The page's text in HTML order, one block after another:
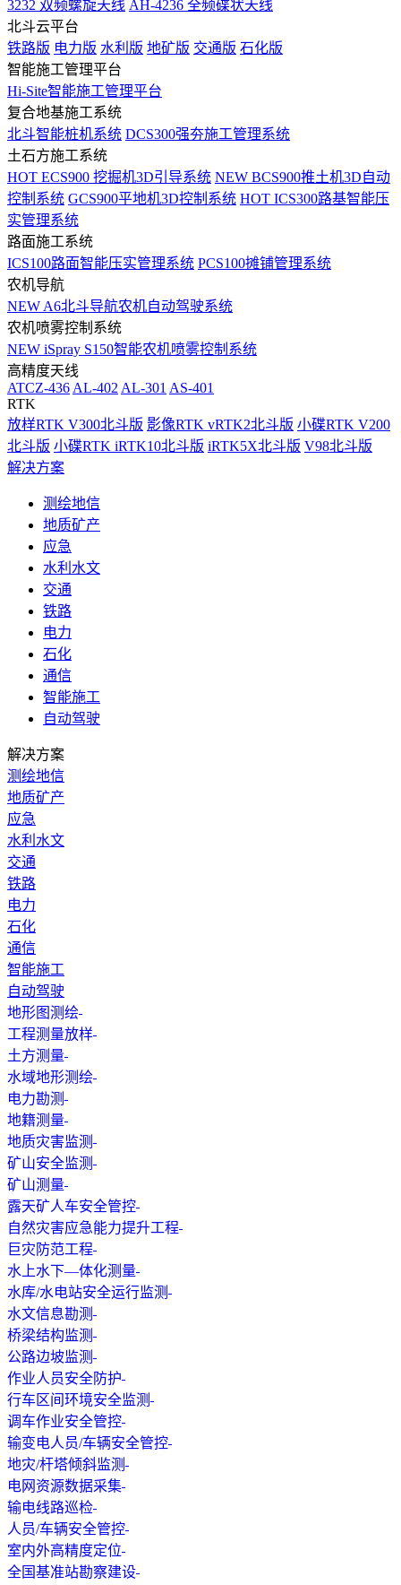
3232 双频螺旋天线 AH-4236 全频碟状天线
北斗云平台
铁路版 电力版 水利版 地矿版 交通版 石化版
智能施工管理平台
Hi-Site智能施工管理平台
复合地基施工系统
北斗智能桩机系统 DCS300强夯施工管理系统
土石方施工系统
HOT ECS900 挖掘机3D引导系统 NEW BCS900推土机3D自动
控制系统 GCS900平地机3D控制系统 HOT ICS300路基智能压
实管理系统
路面施工系统
ICS100路面智能压实管理系统 PCS100摊铺管理系统
农机导航
NEW A6北斗导航农机自动驾驶系统
农机喷雾控制系统
NEW iSpray S150智能农机喷雾控制系统
高精度天线
ATCZ-436 AL-402 AL-301 AS-401
RTK
放样RTK V300北斗版 影像RTK vRTK2北斗版 小碟RTK V200
北斗版 小碟RTK iRTK10北斗版 iRTK5X北斗版 V98北斗版
解决方案
测绘地信
地质矿产
应急
水利水文
交通
铁路
电力
石化
通信
智能施工
自动驾驶
解决方案
测绘地信
地质矿产
应急
水利水文
交通
铁路
电力
石化
通信
智能施工
自动驾驶
地形图测绘
工程测量放样
土方测量
水域地形测绘
电力勘测
地籍测量
地质灾害监测
矿山安全监测
矿山测量
露天矿人车安全管控
自然灾害应急能力提升工程
巨灾防范工程
水上水下—体化测量
水库/水电站安全运行监测
水文信息勘测
桥梁结构监测
公路边坡监测
作业人员安全防护
行车区间环境安全监测
调车作业安全管控
输变电人员/车辆安全管控
地灾/杆塔倾斜监测
电网资源数据采集
输电线路巡检
人员/车辆安全管控
室内外高精度定位
全国基准站勘察建设